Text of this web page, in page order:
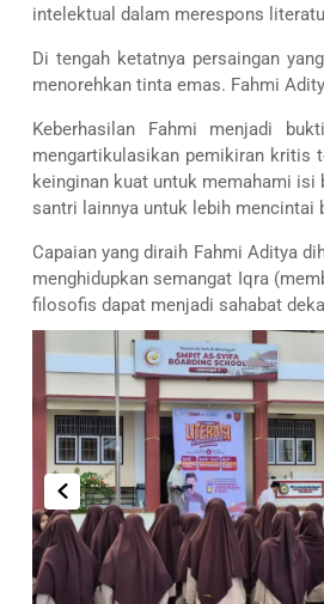
intelektual dalam merespons
Di tengah ketatnya persaingan
menorehkan tinta emas. Fahmi
Keberhasilan Fahmi menjadi
mengartikulasikan pemikiran kritis
keinginan kuat untuk memahami isi
santri lainnya untuk lebih mencintai
Capaian yang diraih Fahmi Aditya
menghidupkan semangat Iqra
filosofis dapat menjadi sahabat